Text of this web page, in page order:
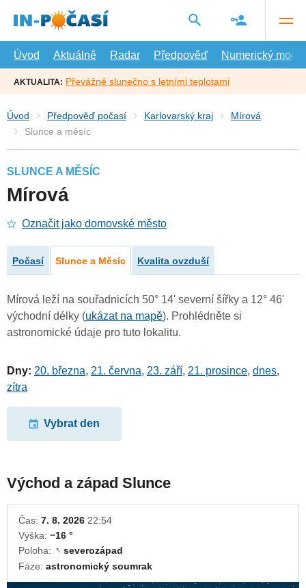
hlavní
Úvod
Aktuálně Radar Předpověď Numerický model
AKTUALITA: Převážně slunečno s letními teplotami
Úvod Předpověď počasí Karlovarský kraj
Mírová
Slunce a měsíc
SLUNCE A MĚSÍC
Mírová
Označit jako domovské město
Počasí Slunce a Měsíc Kvalita ovzduší
Mírová leží na souřadnicích 50° 14' severní šířky a 12° 46'
východní délky (ukázat na mapě). Prohlédněte si
astronomické údaje pro tuto lokalitu.
Dny: 20. března, 21. června, 23. září, 21. prosince, dnes,
zítra
Vybrat den
Východ a západ Slunce
Čas: 7. 8. 2026 22:54
Výška: −16 °
Poloha: ↓severozápad
Fáze: astronomický soumrak